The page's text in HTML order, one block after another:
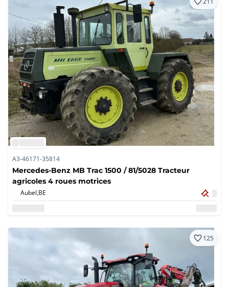
A3-46171-35814
Mercedes-Benz MB Trac 1500 / 81/5028 Tracteur
agricoles 4 roues motrices
Aubel,BE
125